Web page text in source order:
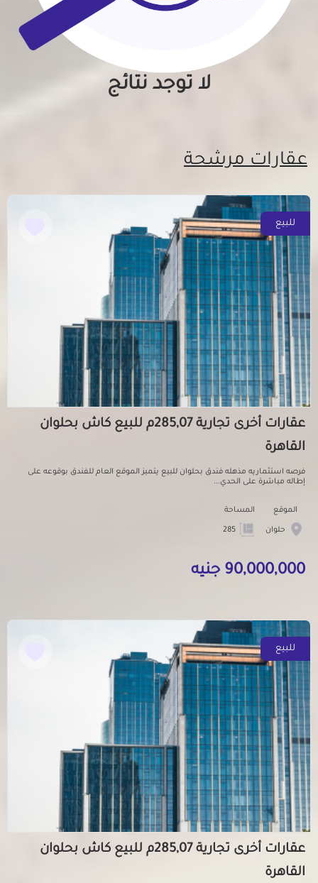
لا توجد نتائج
عقارات مرشحة
للبيع
عقارات أخرى تجارية 285,07م للبيع كاش بحلوان
القاهرة
فرصه استثماريه مذهله فندق بحلوان للبيع يتميز الموقع العام للفندق بوقوعه على
إطاله مباشرة على الحدي...
الموقع
حلوان
المساحة
90,000,000 جنيه
للبيع
عقارات أخرى تجارية 285,07م للبيع كاش بحلوان
القاهرة